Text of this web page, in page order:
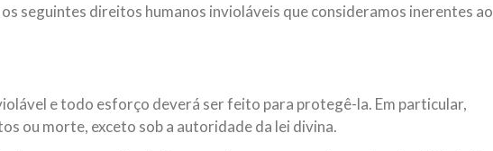
seguintes direitos humanos invioláveis que consideramos inerentes ao
e todo esforço deverá ser feito para protegê-la. Em particular,
ou morte, exceto sob a autoridade da lei divina.